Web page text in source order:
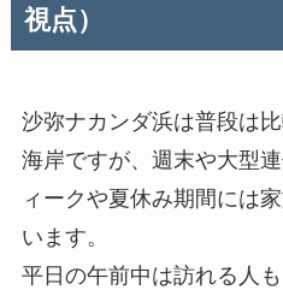
視点）
沙弥ナカンダ浜は普段は
海岸ですが、週末や大型
ィークや夏休み期間には
います。
平日の午前中は訪れる人